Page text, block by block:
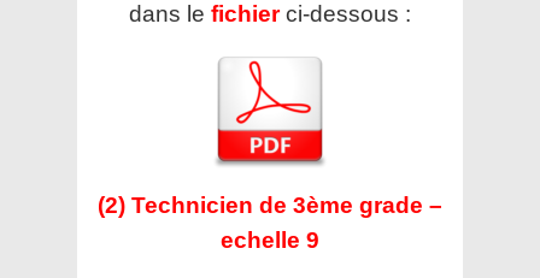
dans le fichier ci-dessous :
(2) Technicien de 3ème grade –
echelle 9